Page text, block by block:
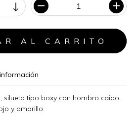
silueta tipo boxy con hombro caido.
y amarillo.